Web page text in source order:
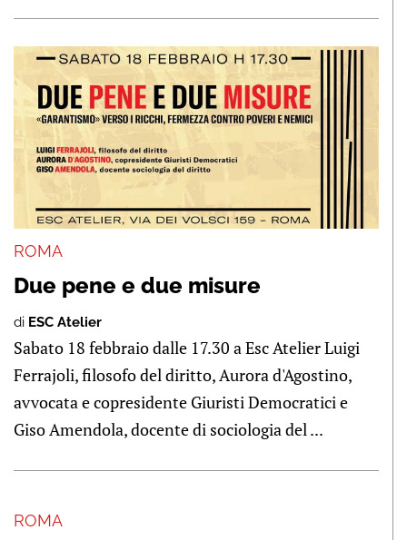
ROMA
Due pene e due misure
di ESC Atelier
Sabato 18 febbraio dalle 17.30 a Esc Atelier Luigi
Ferrajoli, filosofo del diritto, Aurora d'Agostino,
avvocata e copresidente Giuristi Democratici e
Giso Amendola, docente di sociologia del ...
ROMA